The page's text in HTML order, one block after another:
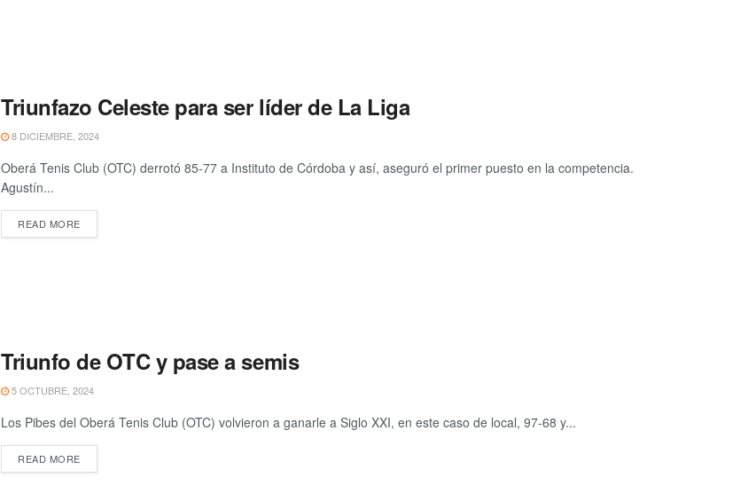
Triunfazo Celeste para ser líder de La Liga
8 DICIEMBRE, 2024
Oberá Tenis Club (OTC) derrotó 85-77 a Instituto de Córdoba y así, aseguró el primer puesto en la competencia.
Agustín...
READ MORE
Triunfo de OTC y pase a semis
5 OCTUBRE, 2024
Los Pibes del Oberá Tenis Club (OTC) volvieron a ganarle a Siglo XXI, en este caso de local, 97-68 y...
READ MORE